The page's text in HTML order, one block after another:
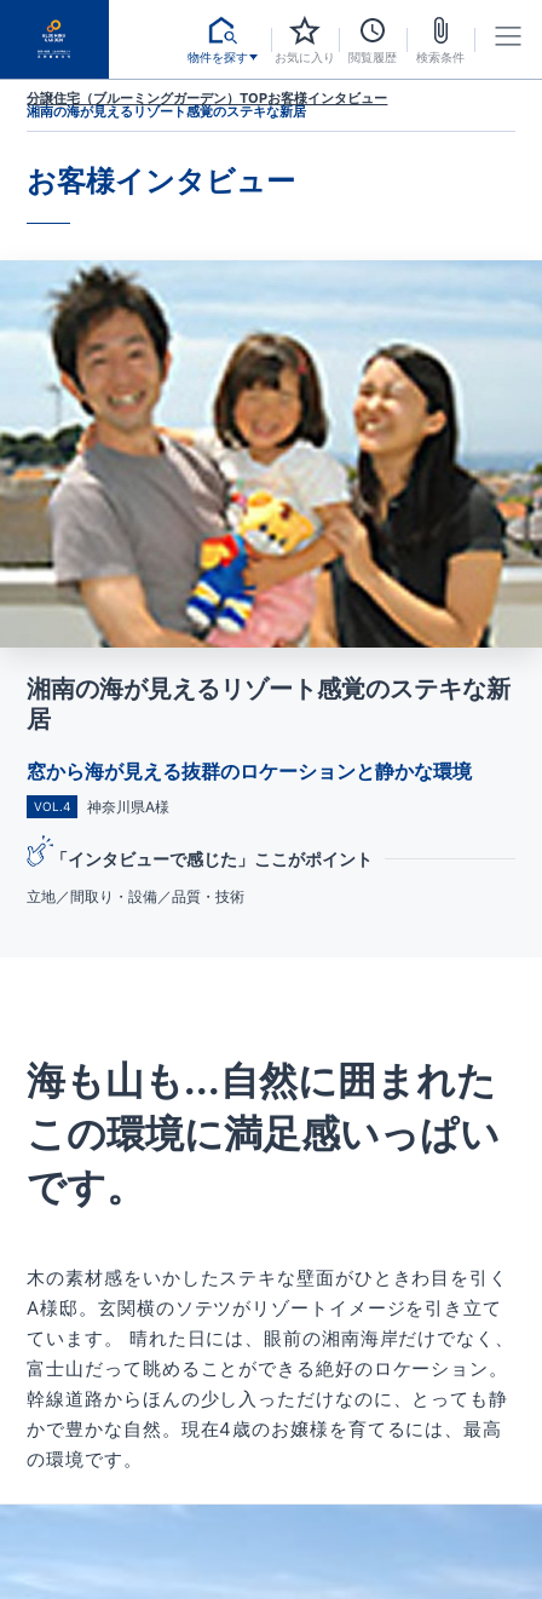
物件を探す お気に入り 閲覧履歴 検索条件
分譲住宅（ブルーミングガーデン）TOPお客様インタビュー
湘南の海が見えるリゾート感覚のステキな新居
お客様インタビュー
湘南の海が見えるリゾート感覚のステキな新
居
窓から海が見える抜群のロケーションと静かな環境
VOL.4 神奈川県A様
「インタビューで感じた」ここがポイント
立地／間取り・設備／品質・技術
海も山も...自然に囲まれた
この環境に満足感いっぱい
です。
木の素材感をいかしたステキな壁面がひときわ目を引く
A様邸。玄関横のソテツがリゾートイメージを引き立て
ています。 晴れた日には、眼前の湘南海岸だけでなく、
富士山だって眺めることができる絶好のロケーション。
幹線道路からほんの少し入っただけなのに、とっても静
かで豊かな自然。現在4歳のお嬢様を育てるには、最高
の環境です。